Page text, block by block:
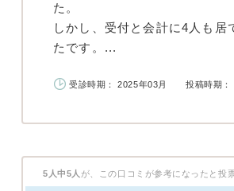
た。
しかし、受付と会計に4人も
たです。...
受診時期： 2025年03月 投稿時期：
5人中5人 が、この口コミが参考になったと投